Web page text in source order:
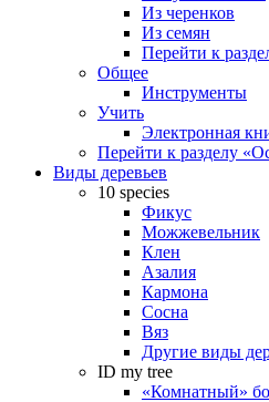
Из черенков
Из семян
Перейти к
Общее
Инструменты
Учить
Электронная
Перейти к разделу
Виды деревьев
10 species
Фикус
Можжевельник
Клен
Азалия
Кармона
Сосна
Вяз
Другие виды
ID my tree
«Комнатный»